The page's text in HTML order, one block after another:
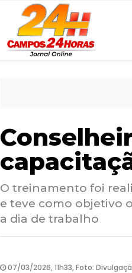
O treinamento foi
e teve como objetivo
a dia de trabalho
07/03/2026, 11h33, Foto: